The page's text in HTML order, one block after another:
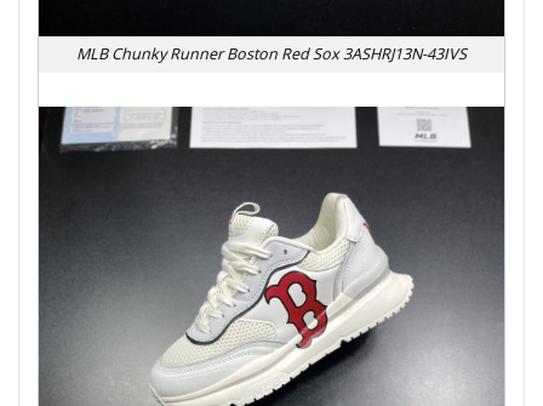
MLB Chunky Runner Boston Red Sox 3ASHRJ13N-43IVS